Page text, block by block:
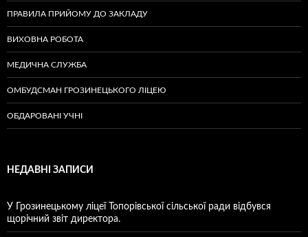
ПРАВИЛА ПРИЙОМУ ДО ЗАКЛАДУ
ВИХОВНА РОБОТА
МЕДИЧНА СЛУЖБА
ОМБУДСМАН ГРОЗИНЕЦЬКОГО ЛІЦЕЮ
ОБДАРОВАНІ УЧНІ
НЕДАВНІ ЗАПИСИ
У Грозинецькому ліцеї Топорівської сільської ради відбувся
щорічний звіт директора.